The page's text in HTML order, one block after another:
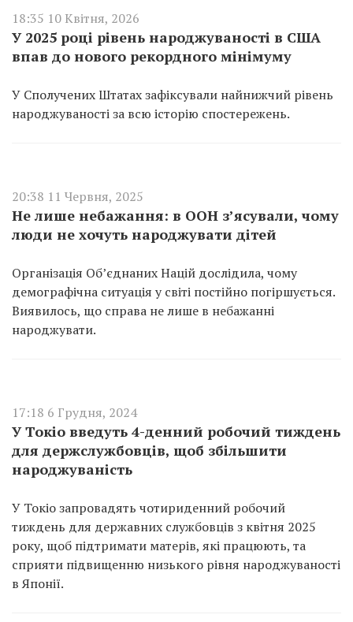
18:35 10 Квітня, 2026
У 2025 році рівень народжуваності в США
впав до нового рекордного мінімуму
У Сполучених Штатах зафіксували найнижчий рівень
народжуваності за всю історію спостережень.
20:38 11 Червня, 2025
Не лише небажання: в ООН з’ясували, чому
люди не хочуть народжувати дітей
Організація Обʼєднаних Націй дослідила, чому
демографічна ситуація у світі постійно погіршується.
Виявилось, що справа не лише в небажанні
народжувати.
17:18 6 Грудня, 2024
У Токіо введуть 4-денний робочий тиждень
для держслужбовців, щоб збільшити
народжуваність
У Токіо запровадять чотириденний робочий
тиждень для державних службовців з квітня 2025
року, щоб підтримати матерів, які працюють, та
сприяти підвищенню низького рівня народжуваності
в Японії.